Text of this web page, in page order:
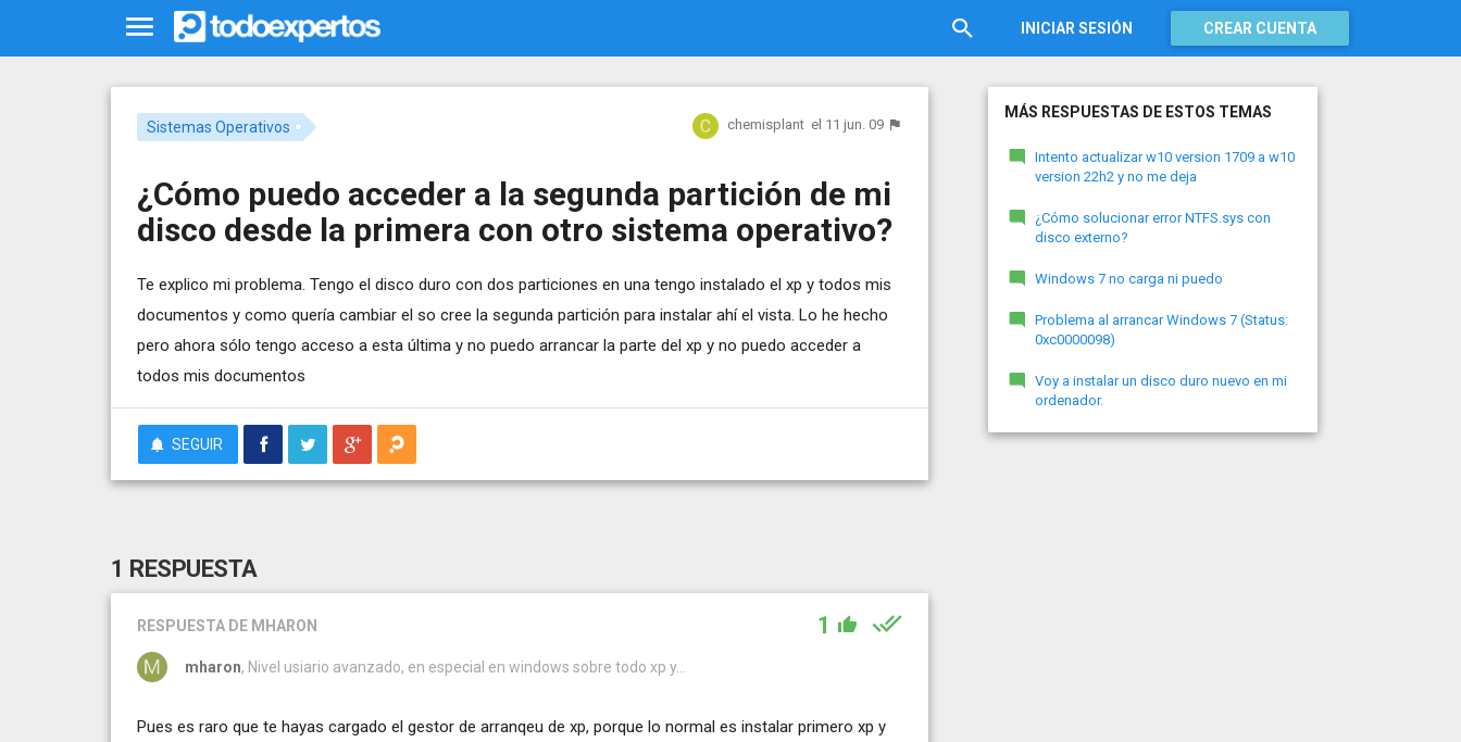
INICIAR SESIÓN CREAR CUENTA
Sistemas Operativos chemisplant el 11 jun. 09
¿Cómo puedo acceder a la segunda partición de mi
disco desde la primera con otro sistema operativo?
Te explico mi problema. Tengo el disco duro con dos particiones en una tengo instalado el xp y todos mis
documentos y como quería cambiar el so cree la segunda partición para instalar ahí el vista. Lo he hecho
pero ahora sólo tengo acceso a esta última y no puedo arrancar la parte del xp y no puedo acceder a
todos mis documentos
SEGUIR
1 RESPUESTA
RESPUESTA DE MHARON 1
mharon, Nivel usiario avanzado, en especial en windows sobre todo xp y...
Pues es raro que te hayas cargado el gestor de arranqeu de xp, porque lo normal es instalar primero xp y
MÁS RESPUESTAS DE ESTOS TEMAS
Intento actualizar w10 version 1709 a w10
version 22h2 y no me deja
¿Cómo solucionar error NTFS.sys con
disco externo?
Windows 7 no carga ni puedo
Problema al arrancar Windows 7 (Status:
0xc0000098)
Voy a instalar un disco duro nuevo en mi
ordenador.